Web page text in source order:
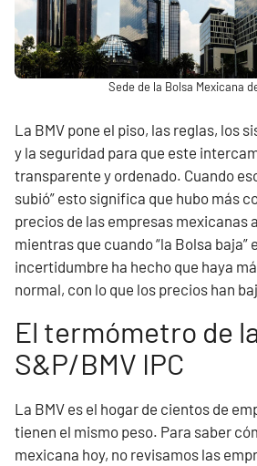
Sede de la Bolsa Mexicana
La BMV pone el piso, las reglas, los
y la seguridad para que este
transparente y ordenado. Cuando
subió” esto significa que hubo más
precios de las empresas mexicanas
mientras que cuando “la Bolsa baja”
incertidumbre ha hecho que haya
normal, con lo que los precios han
El termómetro de
S&P/BMV IPC
La BMV es el hogar de cientos de
tienen el mismo peso. Para saber
mexicana hoy, no revisamos las